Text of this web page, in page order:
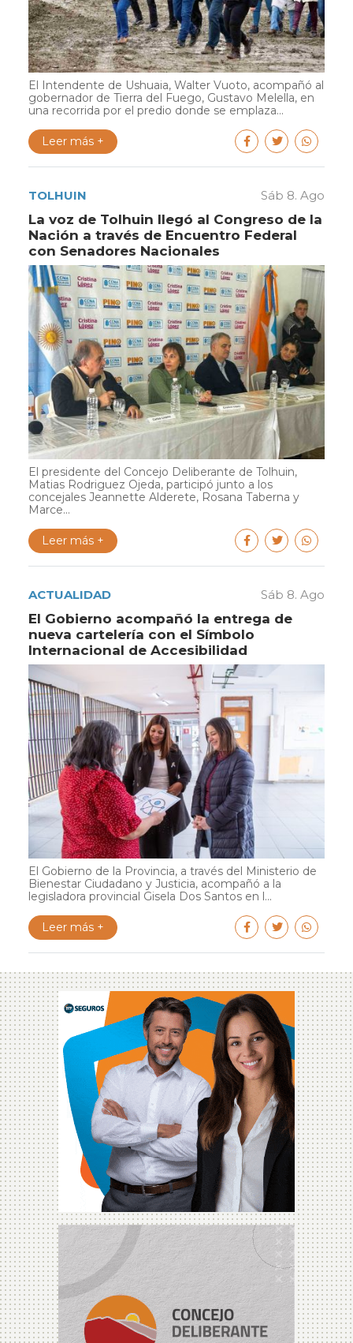
El Intendente de Ushuaia, Walter Vuoto, acompañó al
gobernador de Tierra del Fuego, Gustavo Melella, en
una recorrida por el predio donde se emplaza...
Leer más +
TOLHUIN Sáb 8. Ago
La voz de Tolhuin llegó al Congreso de la
Nación a través de Encuentro Federal
con Senadores Nacionales
El presidente del Concejo Deliberante de Tolhuin,
Matias Rodriguez Ojeda, participó junto a los
concejales Jeannette Alderete, Rosana Taberna y
Marce...
Leer más +
ACTUALIDAD Sáb 8. Ago
El Gobierno acompañó la entrega de
nueva cartelería con el Símbolo
Internacional de Accesibilidad
El Gobierno de la Provincia, a través del Ministerio de
Bienestar Ciudadano y Justicia, acompañó a la
legisladora provincial Gisela Dos Santos en l...
Leer más +